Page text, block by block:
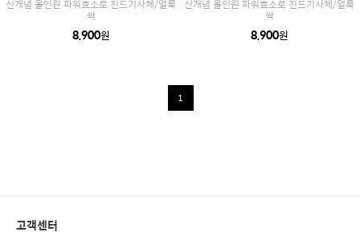
신개념 올인원 파워효소로 진드기사체/얼룩
싹
8,900원
신개념 올인원 파워효소로 진드기사체/얼룩
싹
8,900원
1
고객센터